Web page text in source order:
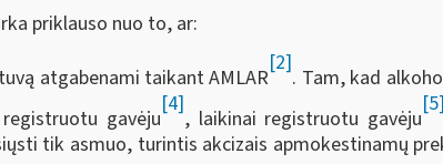
priklauso nuo to, ar:
atgabenami taikant AMLAR
[2]
. Tam, kad
gavėju
[4]
, laikinai registruotu gavėju
[5]
tik asmuo, turintis akcizais apmokestinamų